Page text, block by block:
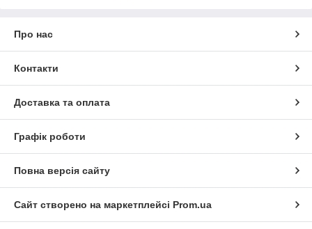
Про нас
Контакти
Доставка та оплата
Графік роботи
Повна версія сайту
Сайт створено на маркетплейсі Prom.ua